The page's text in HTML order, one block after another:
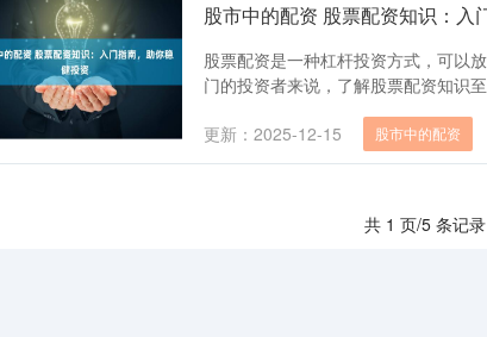
股市中的配资 股票配资知识：入
股票配资是一种杠杆投资方式，可以
门的投资者来说，了解股票配资知识
更新：2025-12-15 股市中的配资
共 1 页/5 条记录